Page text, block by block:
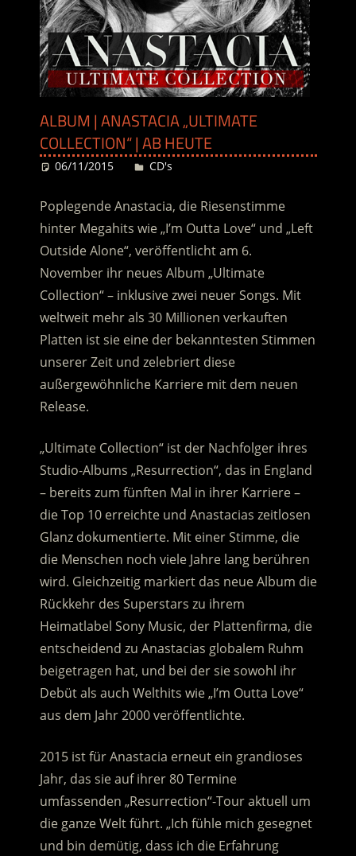
ALBUM | ANASTACIA „ULTIMATE
COLLECTION“ | AB HEUTE
06/11/2015 Desiree
CD's
Poplegende Anastacia, die Riesenstimme
hinter Megahits wie „I’m Outta Love“ und „Left
Outside Alone“, veröffentlicht am 6.
November ihr neues Album „Ultimate
Collection“ – inklusive zwei neuer Songs. Mit
weltweit mehr als 30 Millionen verkauften
Platten ist sie eine der bekanntesten Stimmen
unserer Zeit und zelebriert diese
außergewöhnliche Karriere mit dem neuen
Release.
„Ultimate Collection“ ist der Nachfolger ihres
Studio-Albums „Resurrection“, das in England
– bereits zum fünften Mal in ihrer Karriere –
die Top 10 erreichte und Anastacias zeitlosen
Glanz dokumentierte. Mit einer Stimme, die
die Menschen noch viele Jahre lang berühren
wird. Gleichzeitig markiert das neue Album die
Rückkehr des Superstars zu ihrem
Heimatlabel Sony Music, der Plattenfirma, die
entscheidend zu Anastacias globalem Ruhm
beigetragen hat, und bei der sie sowohl ihr
Debüt als auch Welthits wie „I’m Outta Love“
aus dem Jahr 2000 veröffentlichte.
2015 ist für Anastacia erneut ein grandioses
Jahr, das sie auf ihrer 80 Termine
umfassenden „Resurrection“-Tour aktuell um
die ganze Welt führt. „Ich fühle mich gesegnet
und bin demütig, dass ich die Erfahrung